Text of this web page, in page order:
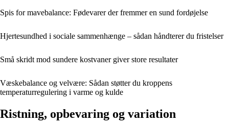
Spis for mavebalance: Fødevarer der fremmer en sund fordøjelse
Hjertesundhed i sociale sammenhænge – sådan håndterer du fristelser
Små skridt mod sundere kostvaner giver store resultater
Væskebalance og velvære: Sådan støtter du kroppens
temperaturregulering i varme og kulde
Ristning, opbevaring og variation